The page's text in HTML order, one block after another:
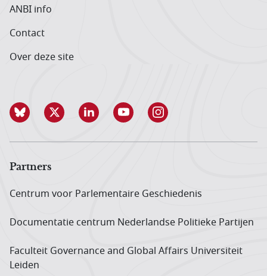
ANBI info
Contact
Over deze site
Partners
Centrum voor Parlementaire Geschiedenis
Documentatie centrum Neder­landse Politieke Partijen
Faculteit Governance and Global Affairs Universiteit
Leiden